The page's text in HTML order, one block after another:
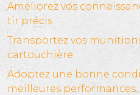
Améliorez vos
tir précis
Transportez vos
cartouchière
Adoptez une bonne
meilleures performances